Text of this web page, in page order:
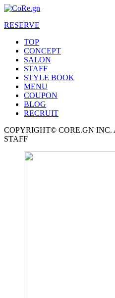
RESERVE
TOP
CONCEPT
SALON
STAFF
STYLE BOOK
MENU
COUPON
BLOG
RECRUIT
COPYRIGHT© CORE.GN INC.
STAFF